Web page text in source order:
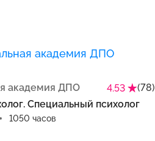
академия ДПО 4.53
(78)
Специальный психолог
1050 часов